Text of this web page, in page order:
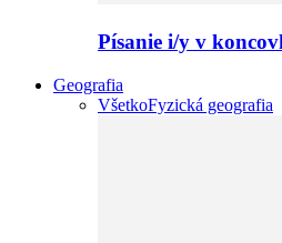
Písanie i/y v
Geografia
VšetkoFyzická geografia